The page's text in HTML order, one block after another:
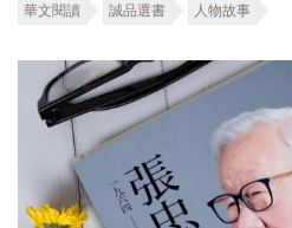
華文閱讀 誠品選書 人物故事